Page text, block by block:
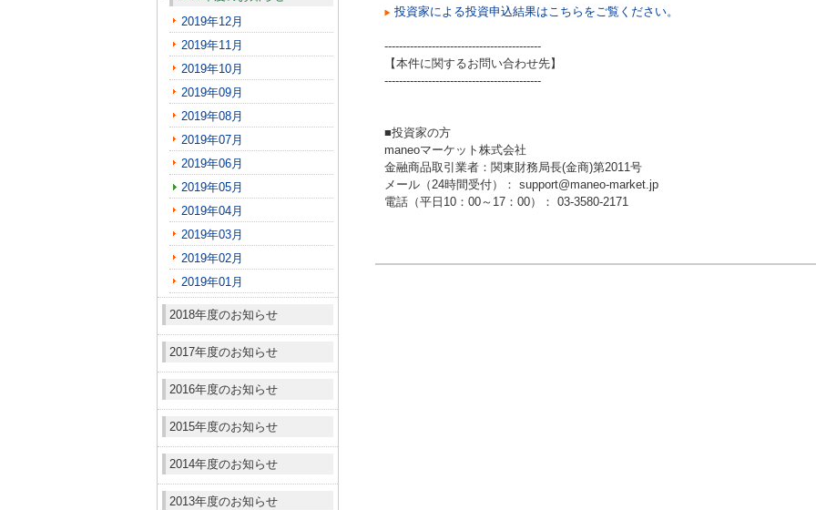
2019年12月
2019年11月
2019年10月
2019年09月
2019年08月
2019年07月
2019年06月
2019年05月
2019年04月
2019年03月
2019年02月
2019年01月
2018年度のお知らせ
2017年度のお知らせ
2016年度のお知らせ
2015年度のお知らせ
2014年度のお知らせ
2013年度のお知らせ
投資家による投資申込結果はこちらをご覧ください。
-------------------------------------------
【本件に関するお問い合わせ先】
-------------------------------------------
■投資家の方
maneoマーケット株式会社
金融商品取引業者：関東財務局長(金商)第2011号
メール（24時間受付）： support@maneo-market.jp
電話（平日10：00～17：00）： 03-3580-2171